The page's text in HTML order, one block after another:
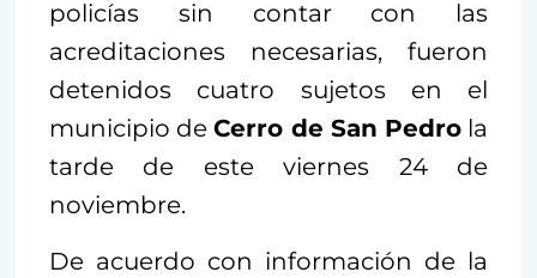
policías sin contar con las
acreditaciones necesarias, fueron
detenidos cuatro sujetos en el
municipio deCerro de San Pedrola
tarde de este viernes 24 de
noviembre.
De acuerdo con información de la